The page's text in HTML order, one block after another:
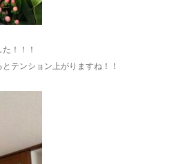
！！！
テンション上がりますね！！